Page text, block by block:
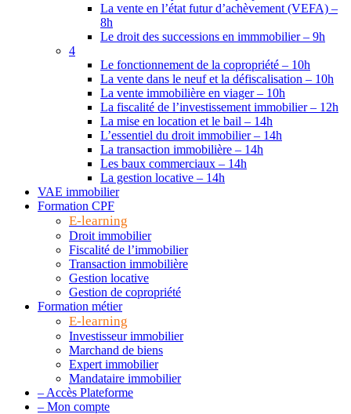
La vente en l’état futur d’achèvement (VEFA) –
8h
Le droit des successions en immmobilier – 9h
4
Le fonctionnement de la copropriété – 10h
La vente dans le neuf et la défiscalisation – 10h
La vente immobilière en viager – 10h
La fiscalité de l’investissement immobilier – 12h
La mise en location et le bail – 14h
L’essentiel du droit immobilier – 14h
La transaction immobilière – 14h
Les baux commerciaux – 14h
La gestion locative – 14h
VAE immobilier
Formation CPF
E-learning
Droit immobilier
Fiscalité de l’immobilier
Transaction immobilière
Gestion locative
Gestion de copropriété
Formation métier
E-learning
Investisseur immobilier
Marchand de biens
Expert immobilier
Mandataire immobilier
– Accès Plateforme
– Mon compte